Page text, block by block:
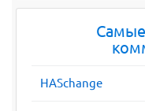
HASchange